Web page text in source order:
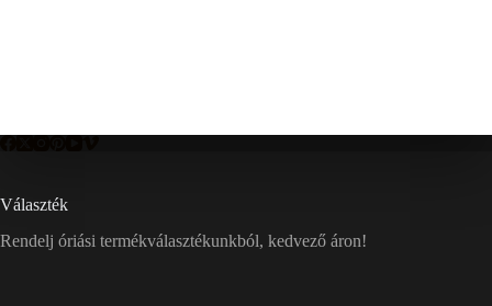
Választék
Rendelj óriási termékválasztékunkból, kedvező áron!